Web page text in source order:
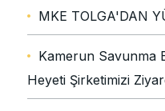
MKE TOLGA'DAN
Kamerun Savunma
Heyeti Şirketimizi